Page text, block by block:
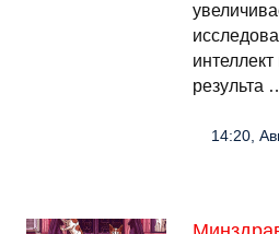
результа
14:20,